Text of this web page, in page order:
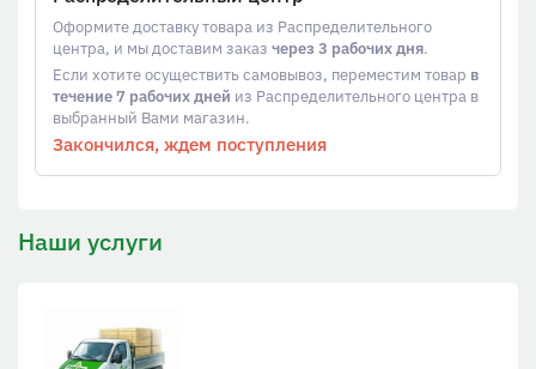
Оформите доставку товара из Распределительного
центра, и мы доставим заказ через 3 рабочих дня.
Если хотите осуществить самовывоз, переместим товар в
течение 7 рабочих дней из Распределительного центра в
выбранный Вами магазин.
Закончился, ждем поступления
Наши услуги